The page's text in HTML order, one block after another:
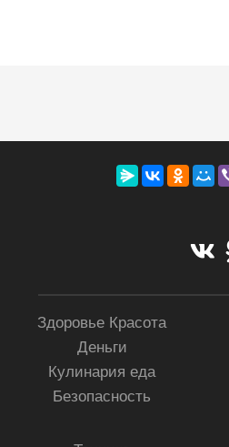
Здоровье Красота
Деньги
Кулинария еда
Безопасность